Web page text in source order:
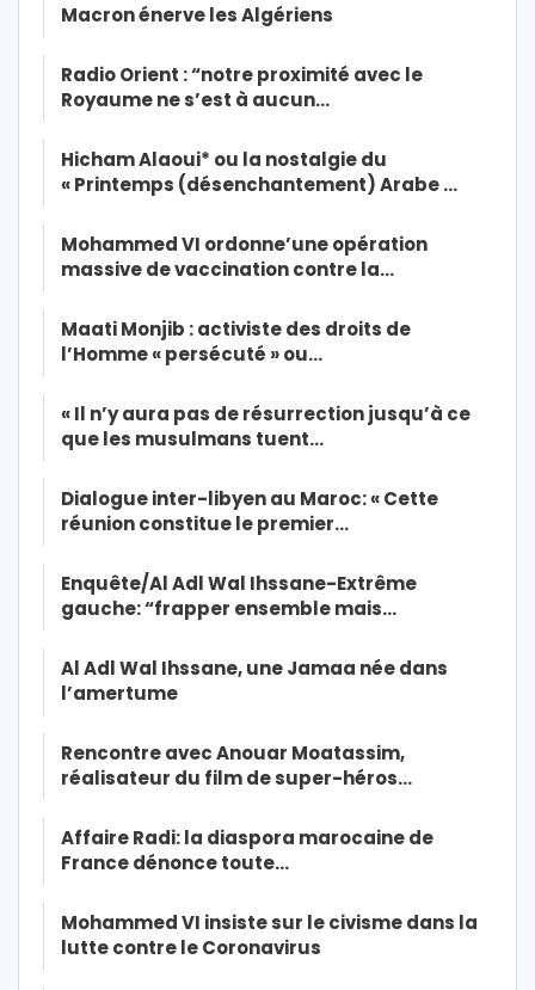
Macron énerve les Algériens
Radio Orient : “notre proximité avec le
Royaume ne s’est à aucun…
Hicham Alaoui* ou la nostalgie du
« Printemps (désenchantement) Arabe …
Mohammed VI ordonne’une opération
massive de vaccination contre la…
Maati Monjib : activiste des droits de
l’Homme « persécuté » ou…
« Il n’y aura pas de résurrection jusqu’à ce
que les musulmans tuent…
Dialogue inter-libyen au Maroc: « Cette
réunion constitue le premier…
Enquête/Al Adl Wal Ihssane-Extrême
gauche: “frapper ensemble mais…
Al Adl Wal Ihssane, une Jamaa née dans
l’amertume
Rencontre avec Anouar Moatassim,
réalisateur du film de super-héros…
Affaire Radi: la diaspora marocaine de
France dénonce toute…
Mohammed VI insiste sur le civisme dans la
lutte contre le Coronavirus